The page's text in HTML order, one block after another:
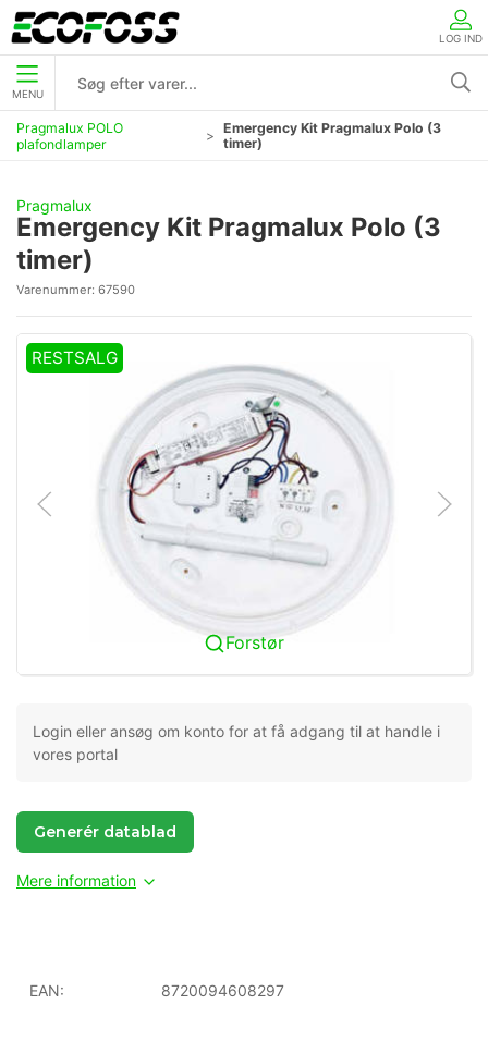
LOG IND
MENU
Pragmalux POLO
plafondlamper
Emergency Kit Pragmalux Polo (3
timer)
Pragmalux
Emergency Kit Pragmalux Polo (3
timer)
Varenummer: 67590
RESTSALG
Forstør
Login eller ansøg om konto for at få adgang til at handle i
vores portal
Generér datablad
Mere information
EAN: 8720094608297